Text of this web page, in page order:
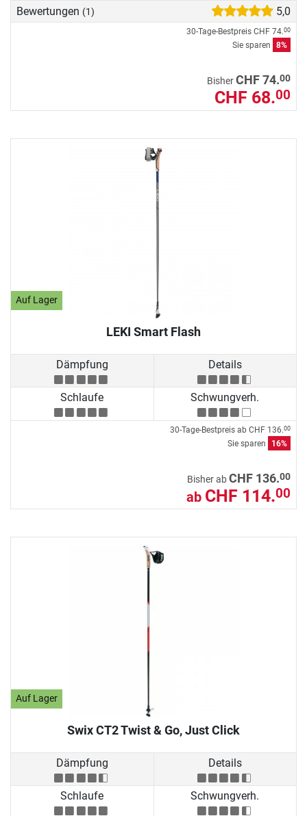
Bewertungen (1) 5,0
30-Tage-Bestpreis CHF 74.00
Sie sparen 8%
BisherCHF 74.00
CHF 68.00
Auf Lager
LEKI Smart Flash
Dämpfung Details
Schlaufe Schwungverh.
30-Tage-Bestpreis ab CHF 136.00
Sie sparen 16%
Bisher abCHF 136.00
ab CHF 114.00
Auf Lager
Swix CT2 Twist & Go, Just Click
Dämpfung Details
Schlaufe Schwungverh.